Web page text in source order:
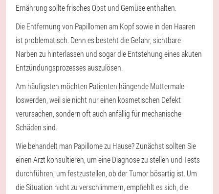
Ernährung sollte frisches Obst und Gemüse enthalten.
Die Entfernung von Papillomen am Kopf sowie in den Haaren
ist problematisch. Denn es besteht die Gefahr, sichtbare
Narben zu hinterlassen und sogar die Entstehung eines akuten
Entzündungsprozesses auszulösen.
Am häufigsten möchten Patienten hängende Muttermale
loswerden, weil sie nicht nur einen kosmetischen Defekt
verursachen, sondern oft auch anfällig für mechanische
Schäden sind.
Wie behandelt man Papillome zu Hause? Zunächst sollten Sie
einen Arzt konsultieren, um eine Diagnose zu stellen und Tests
durchführen, um festzustellen, ob der Tumor bösartig ist. Um
die Situation nicht zu verschlimmern, empfiehlt es sich, die